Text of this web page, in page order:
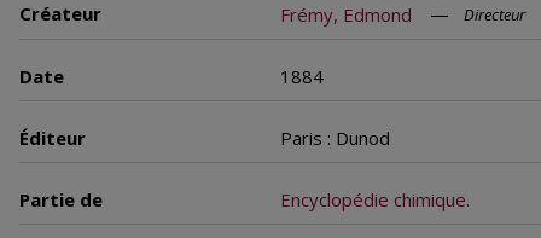
Créateur Frémy, Edmond Directeur
Date 1884
Éditeur Paris : Dunod
Partie de Encyclopédie chimique.